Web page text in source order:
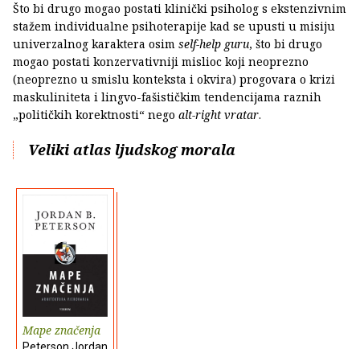
Što bi drugo mogao postati klinički psiholog s ekstenzivnim
stažem individualne psihoterapije kad se upusti u misiju
univerzalnog karaktera osim self-help guru, što bi drugo
mogao postati konzervativniji mislioc koji neoprezno
(neoprezno u smislu konteksta i okvira) progovara o krizi
maskuliniteta i lingvo-fašističkim tendencijama raznih
„političkih korektnosti“ nego alt-right vratar.
Veliki atlas ljudskog morala
Mape značenja